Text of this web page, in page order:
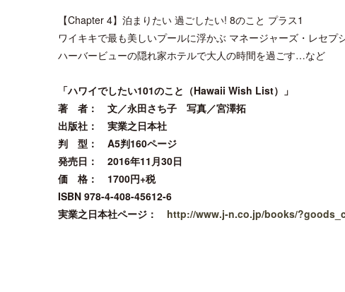
【Chapter 4】泊まりたい 過ごしたい! 8のこと プラス1
ワイキキで最も美しいプールに浮かぶ マネージャーズ・レセプ
ハーバービューの隠れ家ホテルで大人の時間を過ごす…など
「ハワイでしたい101のこと（Hawaii Wish List）」
著 者： 文／永田さち子 写真／宮澤拓
出版社： 実業之日本社
判 型： A5判160ページ
発売日： 2016年11月30日
価 格： 1700円+税
ISBN 978-4-408-45612-6
実業之日本社ページ： http://www.j-n.co.jp/books/